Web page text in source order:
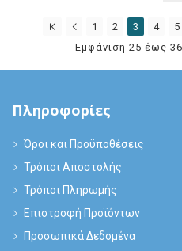
1 2 3 4 5
Εμφάνιση 25 έως
Πληροφορίες
Όροι και Προϋποθέσεις
Τρόποι Αποστολής
Τρόποι Πληρωμής
Επιστροφή Προϊόντων
Προσωπικά Δεδομένα